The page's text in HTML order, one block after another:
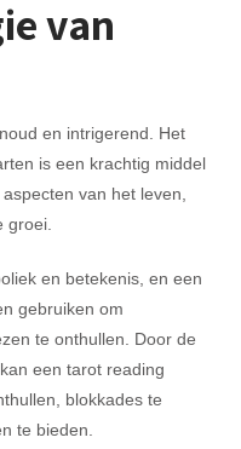
van
en intrigerend. Het
is een krachtig middel
van het leven,
groei.
en betekenis, en een
gebruiken om
te onthullen. Door de
een tarot reading
blokkades te
te bieden.